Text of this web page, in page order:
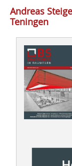
Andreas
Teningen